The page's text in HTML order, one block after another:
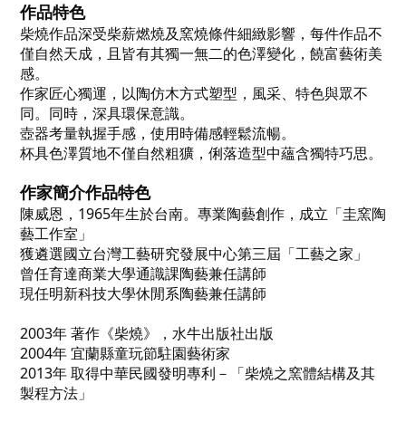
作品特色
柴燒作品深受柴薪燃燒及窯燒條件細緻影響，每件作品不
僅自然天成，且皆有其獨一無二的色澤變化，饒富藝術美
感。
作家匠心獨運，以陶仿木方式塑型，風采、特色與眾不
同。同時，深具環保意識。
壺器考量執握手感，使用時備感輕鬆流暢。
杯具色澤質地不僅自然粗獷，俐落造型中蘊含獨特巧思。
作家簡介作品特色
陳威恩， 1965年生於台南。專業陶藝創作，成立「圭窯陶
藝工作室」
獲遴選國立台灣工藝研究發展中心第三屆「工藝之家」
曾任育達商業大學通識課陶藝兼任講師
現任明新科技大學休閒系陶藝兼任講師
2003年著作《柴燒》，水牛出版社出版
2004年宜蘭縣童玩節駐園藝術家
2013年取得中華民國發明專利－「柴燒之窯體結構及其
製程方法」